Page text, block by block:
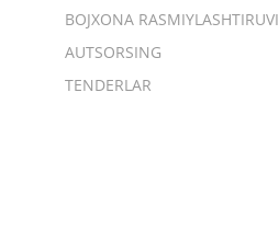
BOJXONA RASMIYLASHTIRUVI
AUTSORSING
TENDERLAR